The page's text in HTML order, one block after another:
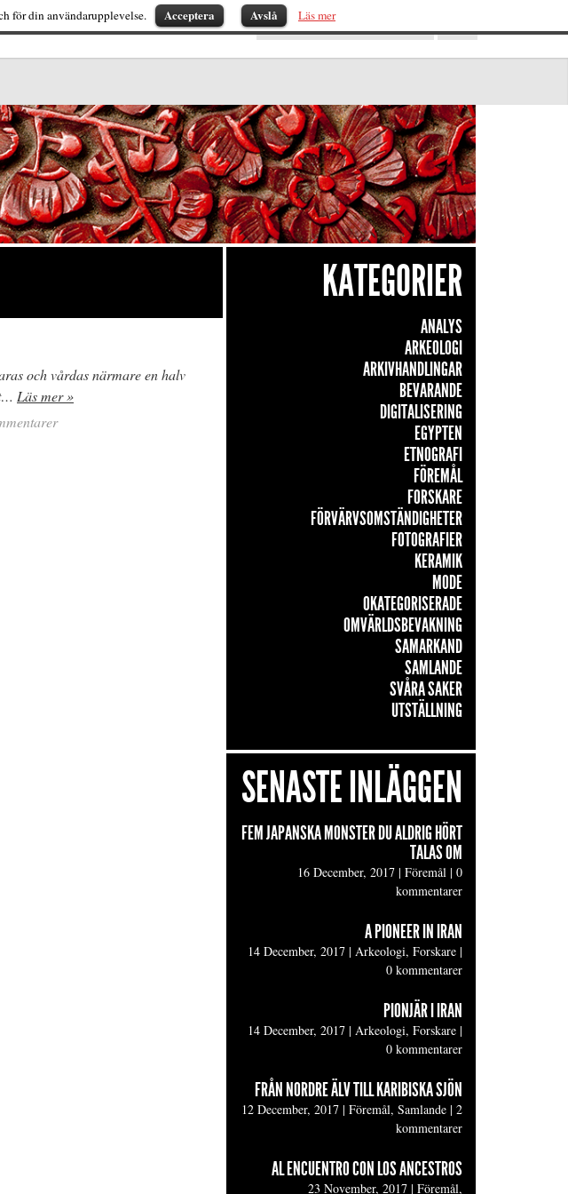
och vårdas närmare en halv
Läs mer »
KATEGORIER
ANALYS
ARKEOLOGI
ARKIVHANDLINGAR
BEVARANDE
DIGITALISERING
EGYPTEN
ETNOGRAFI
FÖREMÅL
FORSKARE
FÖRVÄRVSOMSTÄNDIGHETER
FOTOGRAFIER
KERAMIK
MODE
OKATEGORISERADE
OMVÄRLDSBEVAKNING
SAMARKAND
SAMLANDE
SVÅRA SAKER
UTSTÄLLNING
SENASTE INLÄGGEN
FEM JAPANSKA MONSTER DU ALDRIG HÖRT
TALAS OM
16 December, 2017 | Föremål | 0
kommentarer
A PIONEER IN IRAN
14 December, 2017 | Arkeologi, Forskare |
0 kommentarer
PIONJÄR I IRAN
14 December, 2017 | Arkeologi, Forskare |
0 kommentarer
FRÅN NORDRE ÄLV TILL KARIBISKA SJÖN
12 December, 2017 | Föremål, Samlande | 2
kommentarer
AL ENCUENTRO CON LOS ANCESTROS
23 November, 2017 | Föremål,
för din användarupplevelse. Acceptera Avslå Läs mer